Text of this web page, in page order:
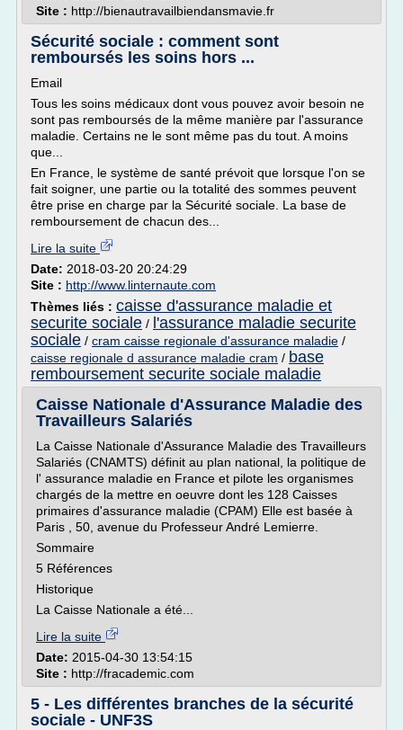
Site : http://bienautravailbiendansmavie.fr
Sécurité sociale : comment sont
remboursés les soins hors ...
Email
Tous les soins médicaux dont vous pouvez avoir besoin ne
sont pas remboursés de la même manière par l'assurance
maladie. Certains ne le sont même pas du tout. A moins
que...
En France, le système de santé prévoit que lorsque l'on se
fait soigner, une partie ou la totalité des sommes peuvent
être prise en charge par la Sécurité sociale. La base de
remboursement de chacun des...
Lire la suite
Date: 2018-03-20 20:24:29
Site : http://www.linternaute.com
Thèmes liés : caisse d'assurance maladie et
securite sociale / l'assurance maladie securite
sociale / cram caisse regionale d'assurance maladie /
caisse regionale d assurance maladie cram / base
remboursement securite sociale maladie
Caisse Nationale d'Assurance Maladie des
Travailleurs Salariés
La Caisse Nationale d'Assurance Maladie des Travailleurs
Salariés (CNAMTS) définit au plan national, la politique de
l' assurance maladie en France et pilote les organismes
chargés de la mettre en oeuvre dont les 128 Caisses
primaires d'assurance maladie (CPAM) Elle est basée à
Paris , 50, avenue du Professeur André Lemierre.
Sommaire
5 Références
Historique
La Caisse Nationale a été...
Lire la suite
Date: 2015-04-30 13:54:15
Site : http://fracademic.com
5 - Les différentes branches de la sécurité
sociale - UNF3S